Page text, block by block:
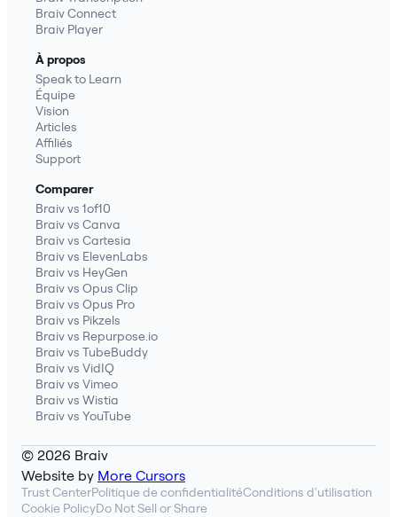
Braiv Connect
Braiv Player
À propos
Speak to Learn
Équipe
Vision
Articles
Affiliés
Support
Comparer
Braiv vs 1of10
Braiv vs Canva
Braiv vs Cartesia
Braiv vs ElevenLabs
Braiv vs HeyGen
Braiv vs Opus Clip
Braiv vs Opus Pro
Braiv vs Pikzels
Braiv vs Repurpose.io
Braiv vs TubeBuddy
Braiv vs VidIQ
Braiv vs Vimeo
Braiv vs Wistia
Braiv vs YouTube
© 2026 Braiv
Website by More Cursors
Trust CenterPolitique de confidentialitéConditions d'utilisation
Cookie PolicyDo Not Sell or Share